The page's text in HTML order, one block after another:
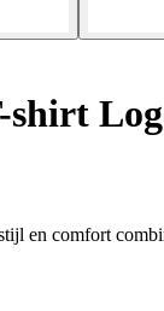
shirt
en comfort